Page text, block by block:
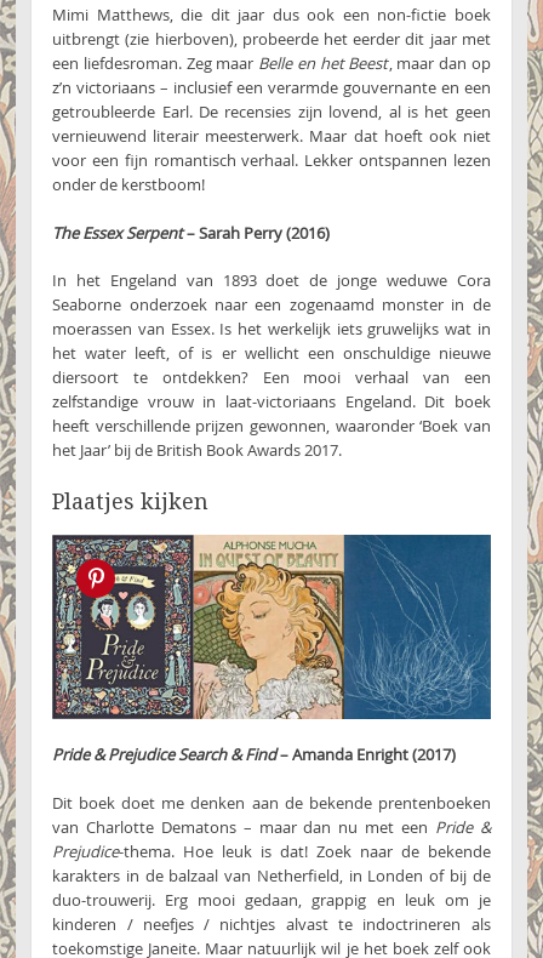
Mimi Matthews, die dit jaar dus ook een non-fictie boek
uitbrengt (zie hierboven), probeerde het eerder dit jaar met
een liefdesroman. Zeg maar Belle en het Beest, maar dan op
z’n victoriaans – inclusief een verarmde gouvernante en een
getroubleerde Earl. De recensies zijn lovend, al is het geen
vernieuwend literair meesterwerk. Maar dat hoeft ook niet
voor een fijn romantisch verhaal. Lekker ontspannen lezen
onder de kerstboom!
The Essex Serpent– Sarah Perry (2016)
In het Engeland van 1893 doet de jonge weduwe Cora
Seaborne onderzoek naar een zogenaamd monster in de
moerassen van Essex. Is het werkelijk iets gruwelijks wat in
het water leeft, of is er wellicht een onschuldige nieuwe
diersoort te ontdekken? Een mooi verhaal van een
zelfstandige vrouw in laat-victoriaans Engeland. Dit boek
heeft verschillende prijzen gewonnen, waaronder ‘Boek van
het Jaar’ bij de British Book Awards 2017.
Plaatjes kijken
Pin this!
Pride & Prejudice Search & Find– Amanda Enright (2017)
Dit boek doet me denken aan de bekende prentenboeken
van Charlotte Dematons – maar dan nu met een Pride &
Prejudice-thema. Hoe leuk is dat! Zoek naar de bekende
karakters in de balzaal van Netherfield, in Londen of bij de
duo-trouwerij. Erg mooi gedaan, grappig en leuk om je
kinderen / neefjes / nichtjes alvast te indoctrineren als
toekomstige Janeite. Maar natuurlijk wil je het boek zelf ook